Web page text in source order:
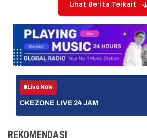
Lihat Berita Terkait
Live Now
OKEZONE LIVE 24 JAM